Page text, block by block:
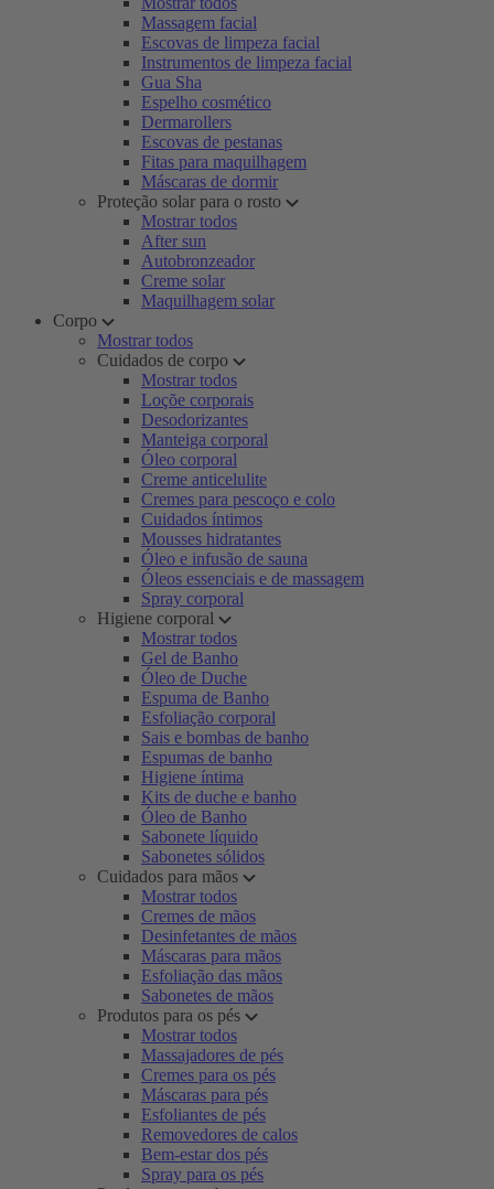
Massagem facial
Escovas de limpeza facial
Instrumentos de limpeza facial
Gua Sha
Espelho cosmético
Dermarollers
Escovas de pestanas
Fitas para maquilhagem
Máscaras de dormir
Proteção solar para o rosto
Mostrar todos
After sun
Autobronzeador
Creme solar
Maquilhagem solar
Corpo
Mostrar todos
Cuidados de corpo
Mostrar todos
Loçõe corporais
Desodorizantes
Manteiga corporal
Óleo corporal
Creme anticelulite
Cremes para pescoço e colo
Cuidados íntimos
Mousses hidratantes
Óleo e infusão de sauna
Óleos essenciais e de massagem
Spray corporal
Higiene corporal
Mostrar todos
Gel de Banho
Óleo de Duche
Espuma de Banho
Esfoliação corporal
Sais e bombas de banho
Espumas de banho
Higiene íntima
Kits de duche e banho
Óleo de Banho
Sabonete líquido
Sabonetes sólidos
Cuidados para mãos
Mostrar todos
Cremes de mãos
Desinfetantes de mãos
Máscaras para mãos
Esfoliação das mãos
Sabonetes de mãos
Produtos para os pés
Mostrar todos
Massajadores de pés
Cremes para os pés
Máscaras para pés
Esfoliantes de pés
Removedores de calos
Bem-estar dos pés
Spray para os pés